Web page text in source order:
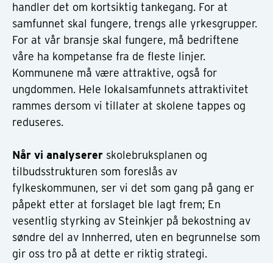
handler det om kortsiktig tankegang. For at
samfunnet skal fungere, trengs alle yrkesgrupper.
For at vår bransje skal fungere, må bedriftene
våre ha kompetanse fra de fleste linjer.
Kommunene må være attraktive, også for
ungdommen. Hele lokalsamfunnets attraktivitet
rammes dersom vi tillater at skolene tappes og
reduseres.
Når vi analyserer skolebruksplanen og
tilbudsstrukturen som foreslås av
fylkeskommunen, ser vi det som gang på gang er
påpekt etter at forslaget ble lagt frem; En
vesentlig styrking av Steinkjer på bekostning av
søndre del av Innherred, uten en begrunnelse som
gir oss tro på at dette er riktig strategi.